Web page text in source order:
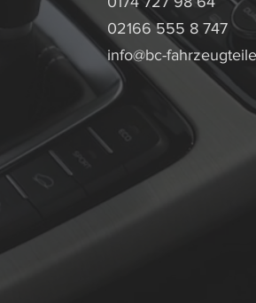
02166 555 8 747
info@bc-